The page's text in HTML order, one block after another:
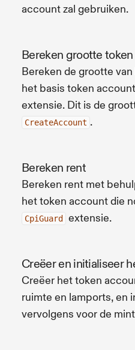
account zal gebruiken.
Bereken grootte
Bereken de grootte
het basis token
extensie. Dit is de
CreateAccount .
Bereken rent
Bereken rent met
het token account die
CpiGuard extensie.
Creëer en initialiseer
Creëer het token
ruimte en lamports, en
vervolgens voor de